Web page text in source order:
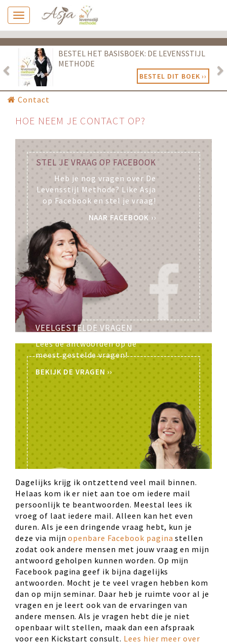
BESTEL HET BASISBOEK: DE LEVENSSTIJL
METHODE
BESTEL DIT BOEK ››
Previous
Contact
HOE NEEM JE CONTACT OP?
STEL JE VRAAG OP FACEBOOK
Heb je nog vragen over De
Levensstijl Methode? Like Asja
op Facebook en stel je vraag!
NAAR FACEBOOK ››
VEELGESTELDE VRAGEN
Lees de antwoorden op de
meest gestelde vragen!
BEKIJK DE VRAGEN ››
Dagelijks krijg ik ontzettend veel mail binnen.
Helaas kom ik er niet aan toe om iedere mail
persoonlijk te beantwoorden. Meestal lees ik
vroeg of laat iedere mail. Alleen kan het even
duren. Als je een dringende vraag hebt, kun je
deze via mijnopenbare Facebook pagina stellen
zodat ook andere mensen met jouw vraag en mijn
antwoord geholpen kunnen worden. Op mijn
Facebook pagina geef ik bijna dagelijks
antwoorden. Mocht je te veel vragen hebben kom
dan op mijn seminar. Daar heb je ruimte voor al je
vragen en je leert ook van de ervaringen van
andere mensen. Als je vragen hebt die je niet
openbaar wilt stellen, maak dan een afspraak
voor een Kickstart consult. Lees hier meer over